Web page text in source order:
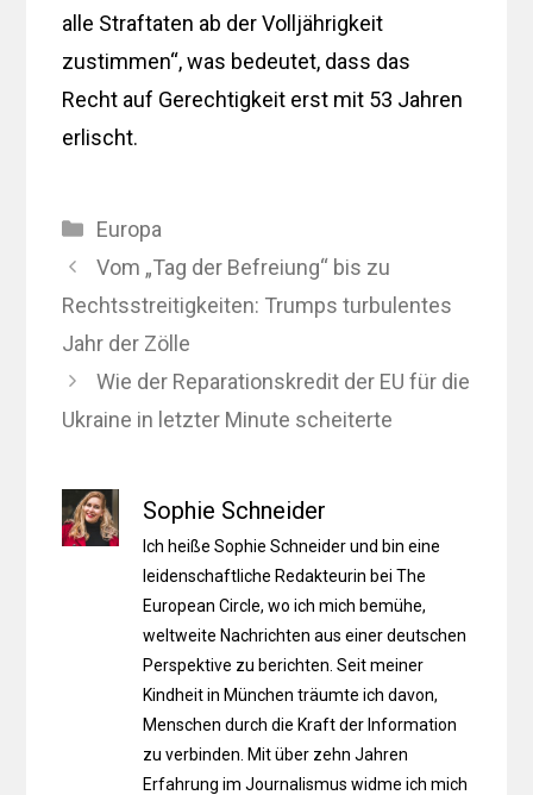
alle Straftaten ab der Volljährigkeit
zustimmen“, was bedeutet, dass das
Recht auf Gerechtigkeit erst mit 53 Jahren
erlischt.
Kategorien
Europa
Vom „Tag der Befreiung“ bis zu
Rechtsstreitigkeiten: Trumps turbulentes
Jahr der Zölle
Wie der Reparationskredit der EU für die
Ukraine in letzter Minute scheiterte
Sophie Schneider
Ich heiße Sophie Schneider und bin eine
leidenschaftliche Redakteurin bei The
European Circle, wo ich mich bemühe,
weltweite Nachrichten aus einer deutschen
Perspektive zu berichten. Seit meiner
Kindheit in München träumte ich davon,
Menschen durch die Kraft der Information
zu verbinden. Mit über zehn Jahren
Erfahrung im Journalismus widme ich mich